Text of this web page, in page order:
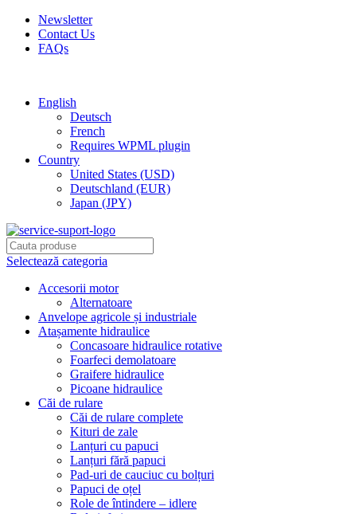
Newsletter
Contact Us
FAQs
English
Deutsch
French
Requires WPML plugin
Country
United States (USD)
Deutschland (EUR)
Japan (JPY)
Selectează categoria
Accesorii motor
Alternatoare
Anvelope agricole și industriale
Atașamente hidraulice
Concasoare hidraulice rotative
Foarfeci demolatoare
Graifere hidraulice
Picoane hidraulice
Căi de rulare
Căi de rulare complete
Kituri de zale
Lanțuri cu papuci
Lanțuri fără papuci
Pad-uri de cauciuc cu bolțuri
Papuci de oțel
Role de întindere – idlere